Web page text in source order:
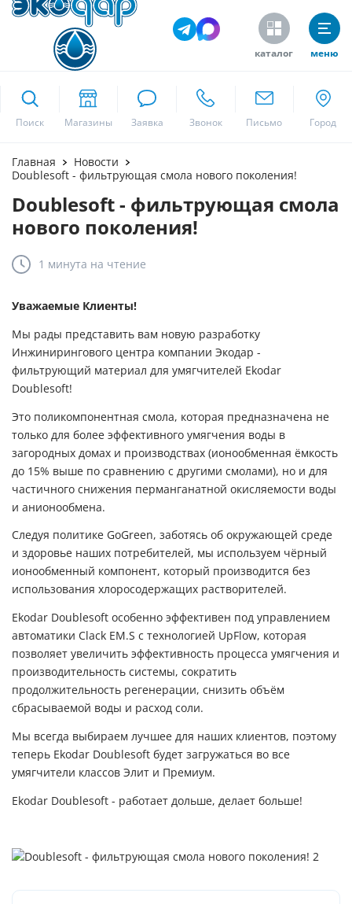
каталог меню
Поиск
Главная
Новости
Doublesoft - фильтрующая смола нового поколения!
Doublesoft - фильтрующая смола
нового поколения!
1 минута на чтение
Уважаемые Клиенты!
Мы рады представить вам новую разработку
Инжинирингового центра компании Экодар -
фильтрующий материал для умягчителей Ekodar
Doublesoft!
Это поликомпонентная смола, которая предназначена не
только для более эффективного умягчения воды в
загородных домах и производствах (ионообменная ёмкость
до 15% выше по сравнению с другими смолами), но и для
частичного снижения перманганатной окисляемости воды
и анионообмена.
Следуя политике GoGreen, заботясь об окружающей среде
и здоровье наших потребителей, мы используем чёрный
ионообменный компонент, который производится без
использования хлоросодержащих растворителей.
Ekodar Doublesoft особенно эффективен под управлением
автоматики Clack EM.S с технологией UpFlow, которая
позволяет увеличить эффективность процесса умягчения и
производительность системы, сократить
продолжительность регенерации, снизить объём
сбрасываемой воды и расход соли.
Мы всегда выбираем лучшее для наших клиентов, поэтому
теперь Ekodar Doublesoft будет загружаться во все
умягчители классов Элит и Премиум.
Ekodar Doublesoft - работает дольше, делает больше!